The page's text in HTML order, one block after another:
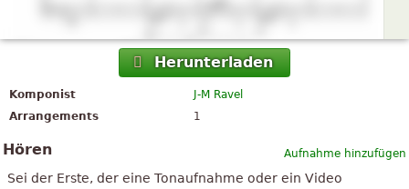
Herunterladen
Komponist
J-M Ravel
Arrangements
1
Aufnahme hinzufügen
Hören
Sei der Erste, der eine Tonaufnahme oder ein Video